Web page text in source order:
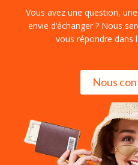
Vous avez une question,
envie d’échanger ? Nous
vous répondre dans
Nous